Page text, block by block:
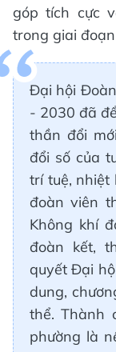
góp tích cực
trong giai
Đại hội
- 2030 đã
thần đổi
đổi số của
trí tuệ, nhiệt
đoàn viên
Không khí
đoàn kết,
quyết Đại
dung,
thể. Thành
phường là